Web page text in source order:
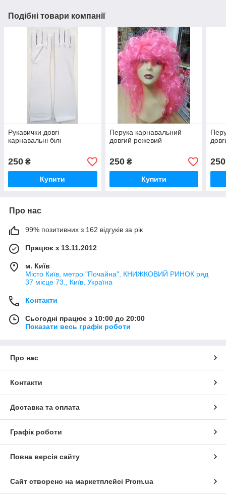
Подібні товари компанії
Рукавички довгі
карнавальні білі
250 ₴
Купити
Перука карнавальний
довгий рожевий
250₴
Купити
250
Про нас
99% позитивних з 162 відгуків за рік
Працює з 13.11.2012
м. Київ
Місто Київ, метро "Почайна", КНИЖКОВИЙ РИНОК ряд
37 місце 73., Київ, Україна
Контакти
Сьогодні працює з 10:00 до 20:00
Показати весь графік роботи
Про нас
Контакти
Доставка та оплата
Графік роботи
Повна версія сайту
Сайт створено на маркетплейсі Prom.ua